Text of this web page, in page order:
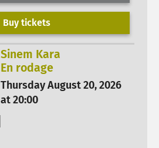
Buy tickets
Sinem Kara
En rodage
Thursday August 20, 2026
at 20:00